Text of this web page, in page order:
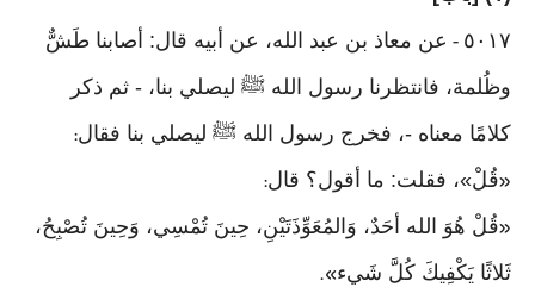
٥٠١٧ - عن معاذ بن عبد الله، عن أبيه قال: أصابنا طَشٌّ
وظُلمة، فانتظرنا رسول الله ﷺ ليصلي بنا، - ثم ذكر
كلامًا معناه -، فخرج رسول الله ﷺ ليصلي بنا فقال:
«قُلْ»، فقلت: ما أقول؟ قال:
«قُلْ هُوَ الله أحَدٌ، وَالمُعَوِّذَتَيْنِ، حِينَ تُمْسِي، وَحِينَ تُصْبِحُ،
ثَلاثًا يَكْفِيكَ كُلَّ شَيء».